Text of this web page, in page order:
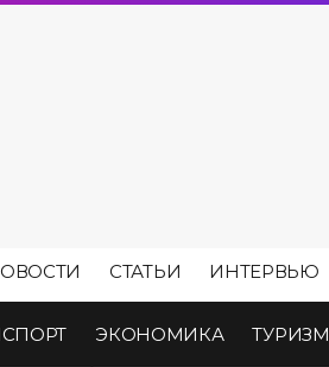
СТАТЬИ ИНТЕРВЬЮ
ЭКОНОМИКА ТУРИЗМ